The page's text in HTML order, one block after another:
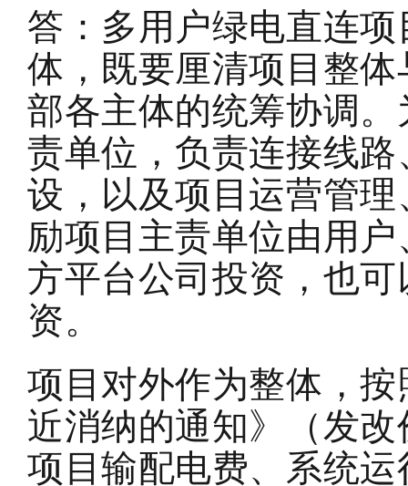
答：多用户绿电直连
体，既要厘清项目整
部各主体的统筹协调
责单位，负责连接线
设，以及项目运营管
励项目主责单位由用
方平台公司投资，也
资。
项目对外作为整体，按
近消纳的通知》（发
项目输配电费、系统